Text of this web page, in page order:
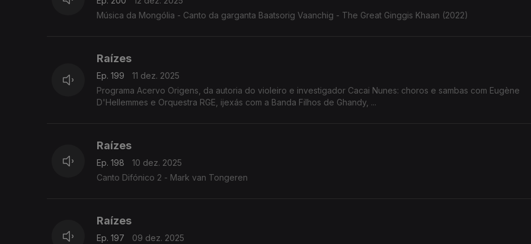
Música da Mongólia - Canto da garganta Baatsorig Vaanchig - The Great Ginggis Khaan (2022)
Raízes
Ep. 199
11 dez. 2025
Programa Acervo Origens, da autoria do violeiro e investigador Cacai Nunes: choros e sambas com Eugène
D'Hellemmes e Orquestra RGE, ijexás com a Banda Filhos de Ghandy, ...
Raízes
Ep. 198
10 dez. 2025
Canto Difónico 2 - Mark van Tongeren
Raízes
Ep. 197
09 dez. 2025